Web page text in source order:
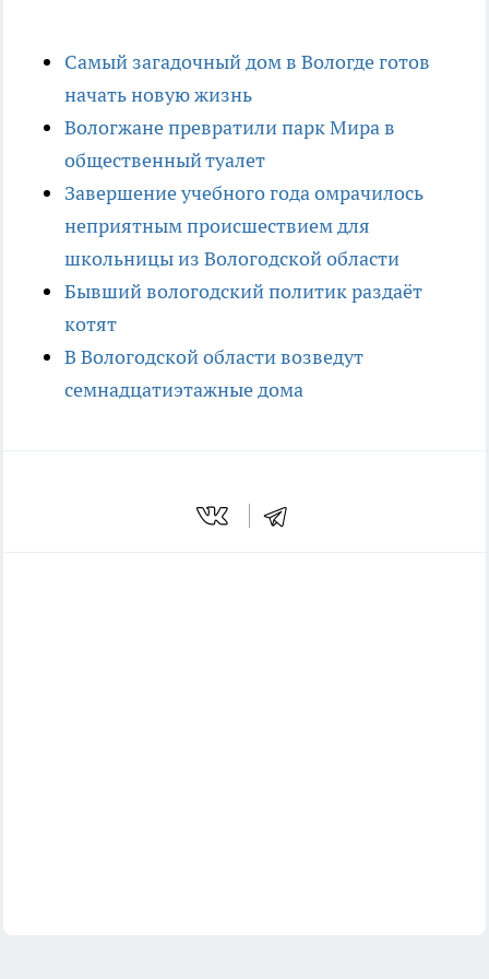
Самый загадочный дом в Вологде готов
начать новую жизнь
Вологжане превратили парк Мира в
общественный туалет
Завершение учебного года омрачилось
неприятным происшествием для
школьницы из Вологодской области
Бывший вологодский политик раздаёт
котят
В Вологодской области возведут
семнадцатиэтажные дома